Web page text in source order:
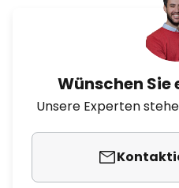
Wünschen Sie
Unsere Experten